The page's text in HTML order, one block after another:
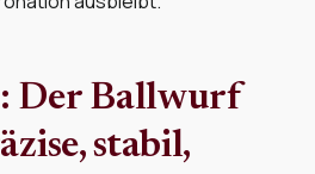
Der Ballwurf
stabil,